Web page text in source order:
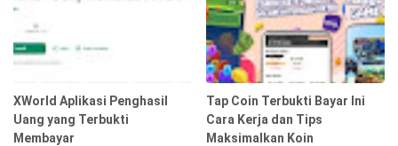
XWorld Aplikasi Penghasil
Uang yang Terbukti
Membayar
Tap Coin Terbukti Bayar Ini
Cara Kerja dan Tips
Maksimalkan Koin